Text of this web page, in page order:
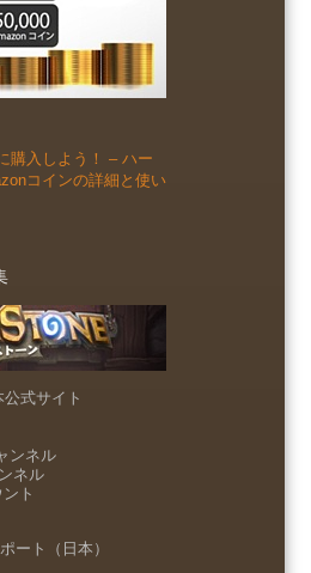
購入しよう！ – ハー
コインの詳細と使い
式サイト
ンネル
ネル
ト
ート（日本）